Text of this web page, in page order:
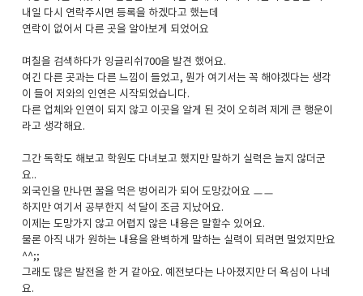
내일 다시 연락주시면 등록을 하겠다고 했는데
연락이 없어서 다른 곳을 알아보게 되었어요
며칠을 검색하다가 잉글리쉬700을 발견 했어요.
여긴 다른 곳과는 다른 느낌이 들었고, 뭔가 여기서는 꼭 해야겠다는 생각
이 들어 저와의 인연은 시작되었습니다.
다른 업체와 인연이 되지 않고 이곳을 알게 된 것이 오히려 제게 큰 행운이
라고 생각해요.
그간 독학도 해보고 학원도 다녀보고 했지만 말하기 실력은 늘지 않더군
요..
외국인을 만나면 꿀을 먹은 벙어리가 되어 도망갔어요 ㅡㅡ
하지만 여기서 공부한지 석 달이 조금 지났어요.
이제는 도망가지 않고 어렵지 않은 내용은 말할수 있어요.
물론 아직 내가 원하는 내용을 완벽하게 말하는 실력이 되려면 멀었지만요
^^;;
그래도 많은 발전을 한 거 같아요. 예전보다는 나아졌지만 더 욕심이 나네
요.